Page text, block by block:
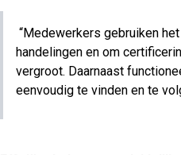
“Medewerkers gebruiken
handelingen en om
vergroot. Daarnaast
eenvoudig te vinden en te